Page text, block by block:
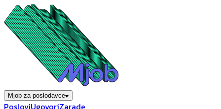
Mjob za poslodavce